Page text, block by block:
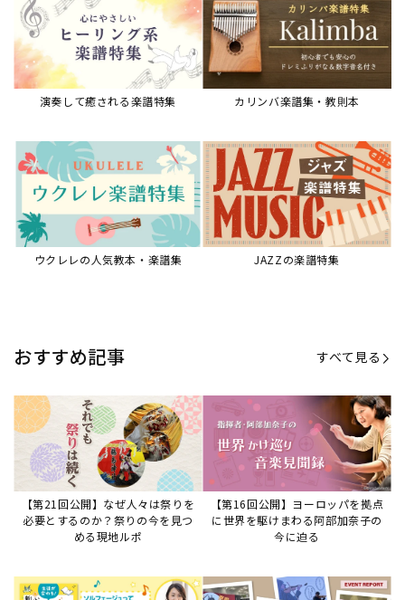
おすすめ記事 すべて見る
【第21回公開】なぜ人々は祭りを
必要とするのか？祭りの今を見つ
める現地ルポ
【第16回公開】ヨーロッパを拠点
に世界を駆けまわる阿部加奈子の
今に迫る
「できた！」があふれる！『生徒
指導の教科書』
イブ＆トークレポート
ード活用術